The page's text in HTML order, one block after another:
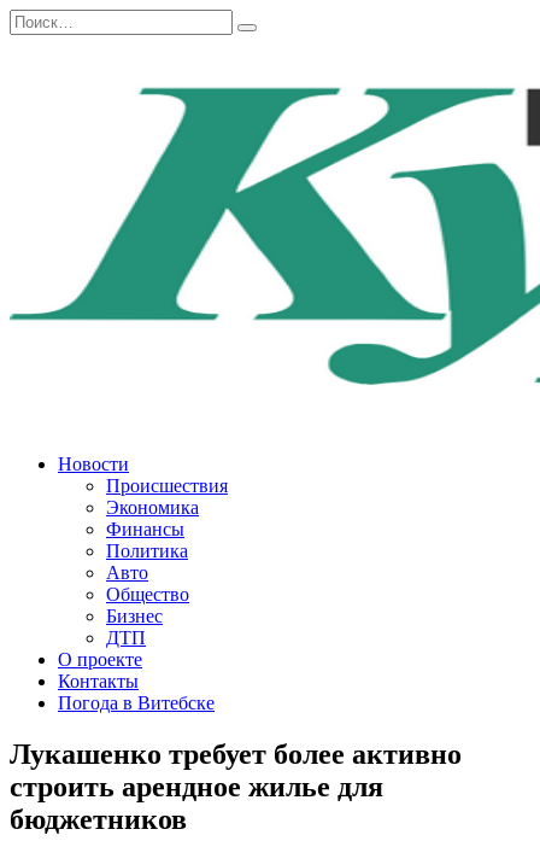
Перейти
к
Search
for:
Новости
Происшествия
Экономика
Финансы
Политика
Авто
Общество
Бизнес
ДТП
О проекте
Контакты
Погода в Витебске
Лукашенко требует более активно
строить арендное жилье для
бюджетников